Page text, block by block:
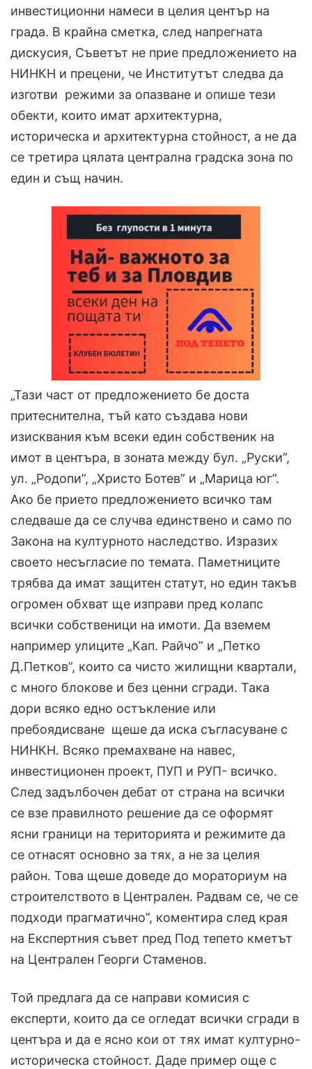
инвестиционни намеси в целия център на
града. В крайна сметка, след напрегната
дискусия, Съветът не прие предложението на
НИНКН и прецени, че Институтът следва да
изготви режими за опазване и опише тези
обекти, които имат архитектурна,
историческа и архитектурна стойност, а не да
се третира цялата централна градска зона по
един и същ начин.
„Тази част от предложението бе доста
притеснителна, тъй като създава нови
изисквания към всеки един собственик на
имот в центъра, в зоната между бул. „Руски”,
ул. „Родопи”, „Христо Ботев” и „Марица юг”.
Ако бе прието предложението всичко там
следваше да се случва единствено и само по
Закона на културното наследство. Изразих
своето несъгласие по темата. Паметниците
трябва да имат защитен статут, но един такъв
огромен обхват ще изправи пред колапс
всички собственици на имоти. Да вземем
например улиците „Кап. Райчо” и „Петко
Д.Петков”, които са чисто жилищни квартали,
с много блокове и без ценни сгради. Така
дори всяко едно остъкление или
пребоядисване щеше да иска съгласуване с
НИНКН. Всяко премахване на навес,
инвестиционен проект, ПУП и РУП- всичко.
След задълбочен дебат от страна на всички
се взе правилното решение да се оформят
ясни граници на територията и режимите да
се отнасят основно за тях, а не за целия
район. Това щеше доведе до мораториум на
строителството в Централен. Радвам се, че се
подходи прагматично”, коментира след края
на Експертния съвет пред Под тепето кметът
на Централен Георги Стаменов.
Той предлага да се направи комисия с
експерти, които да се огледат всички сгради в
центъра и да е ясно кои от тях имат културно-
историческа стойност. Даде пример още с